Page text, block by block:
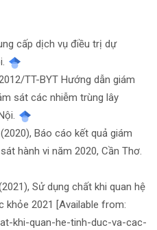
cấp dịch vụ điều trị dự
TT-BYT Hướng dẫn giám
sát các nhiễm trùng lây
Báo cáo kết quả giám
hành vi năm 2020, Cần Thơ.
Sử dụng chất khi quan hệ
khỏe 2021 [Available from:
khi-quan-he-tinh-duc-va-cac-